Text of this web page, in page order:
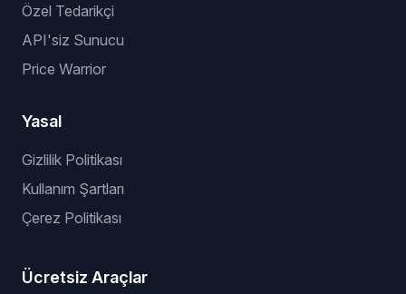
Özel Tedarikçi
API'siz Sunucu
Price Warrior
Yasal
Gizlilik Politikası
Kullanım Şartları
Çerez Politikası
Ücretsiz Araçlar